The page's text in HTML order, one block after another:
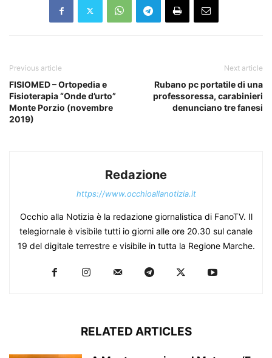
Previous article
FISIOMED – Ortopedia e
Fisioterapia “Onde d’urto”
Monte Porzio (novembre
2019)
Next article
Rubano pc portatile di una
professoressa, carabinieri
denunciano tre fanesi
Redazione
https://www.occhioallanotizia.it
Occhio alla Notizia è la redazione giornalistica di FanoTV. Il
telegiornale è visibile tutti io giorni alle ore 20.30 sul canale
19 del digitale terrestre e visibile in tutta la Regione Marche.
RELATED ARTICLES